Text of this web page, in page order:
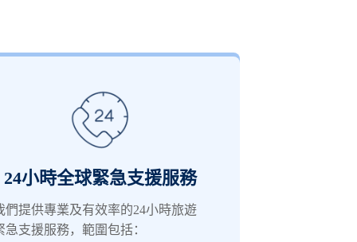
24小時全球緊急支援服務
們提供專業及有效率的24小時旅遊
急支援服務，範圍包括：